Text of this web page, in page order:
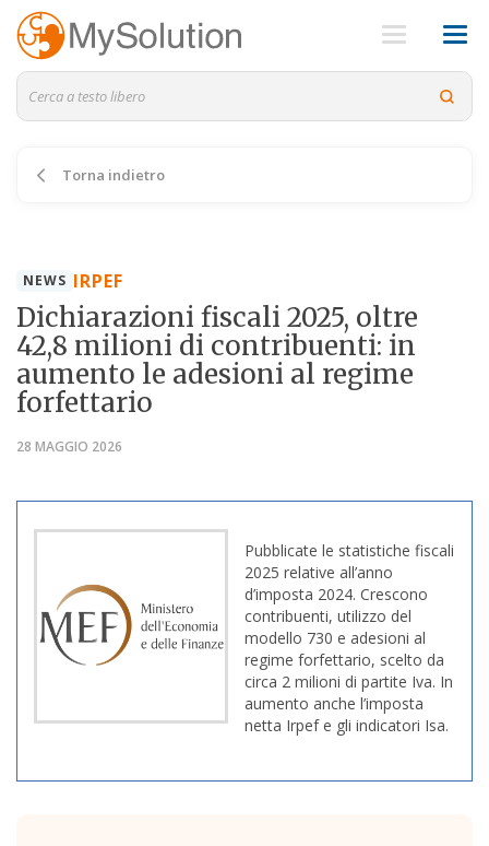
Torna indietro
NEWS IRPEF
Dichiarazioni fiscali 2025, oltre
42,8 milioni di contribuenti: in
aumento le adesioni al regime
forfettario
28 MAGGIO 2026
Pubblicate le statistiche fiscali
2025 relative all’anno
d’imposta 2024. Crescono
contribuenti, utilizzo del
modello 730 e adesioni al
regime forfettario, scelto da
circa 2 milioni di partite Iva. In
aumento anche l’imposta
netta Irpef e gli indicatori Isa.